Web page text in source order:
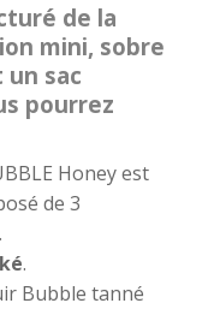
de la
mini, sobre
un sac
pourrez
Honey est
de 3
.
Bubble tanné